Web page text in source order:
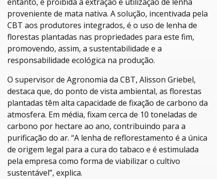
proveniente de mata nativa. A solução, incentivada pela
CBT aos produtores integrados, é o uso de lenha de
florestas plantadas nas propriedades para este fim,
promovendo, assim, a sustentabilidade e a
responsabilidade ecológica na produção.
O supervisor de Agronomia da CBT, Alisson Griebel,
destaca que, do ponto de vista ambiental, as florestas
plantadas têm alta capacidade de fixação de carbono da
atmosfera. Em média, fixam cerca de 10 toneladas de
carbono por hectare ao ano, contribuindo para a
purificação do ar. “A lenha de reflorestamento é a única
de origem legal para a cura do tabaco e é estimulada
pela empresa como forma de viabilizar o cultivo
sustentável”, explica.